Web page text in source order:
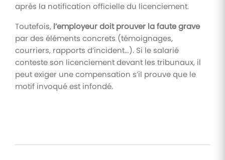
après la notification officielle du licenciement.
Toutefois, l’employeur doit prouver la faute grave
par des éléments concrets (témoignages,
courriers, rapports d’incident…). Si le salarié
conteste son licenciement devant les tribunaux, il
peut exiger une compensation s’il prouve que le
motif invoqué est infondé.